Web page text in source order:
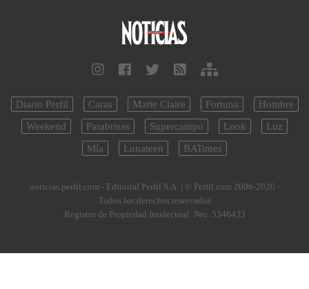
Diario Perfil Caras Marie Claire Fortuna
Hombre
Weekend
Parabrisas Supercampo Look
Luz
Mía
Lunateen BATimes
noticias.perfil.com - Editorial Perfil S.A. | © Perfil.com 2006-2026 -
Todos los derechos reservados
Registro de Propiedad Intelectual: Nro. 5346433